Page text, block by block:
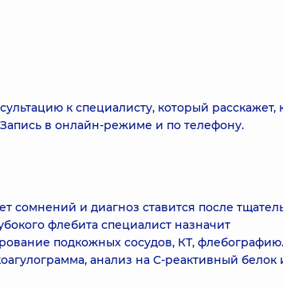
к специалисту, который расскажет,
в онлайн-режиме и по телефону.
сомнений и диагноз ставится после
флебита специалист назначит
подкожных сосудов, КТ, флебографию.
анализ на С-реактивный белок